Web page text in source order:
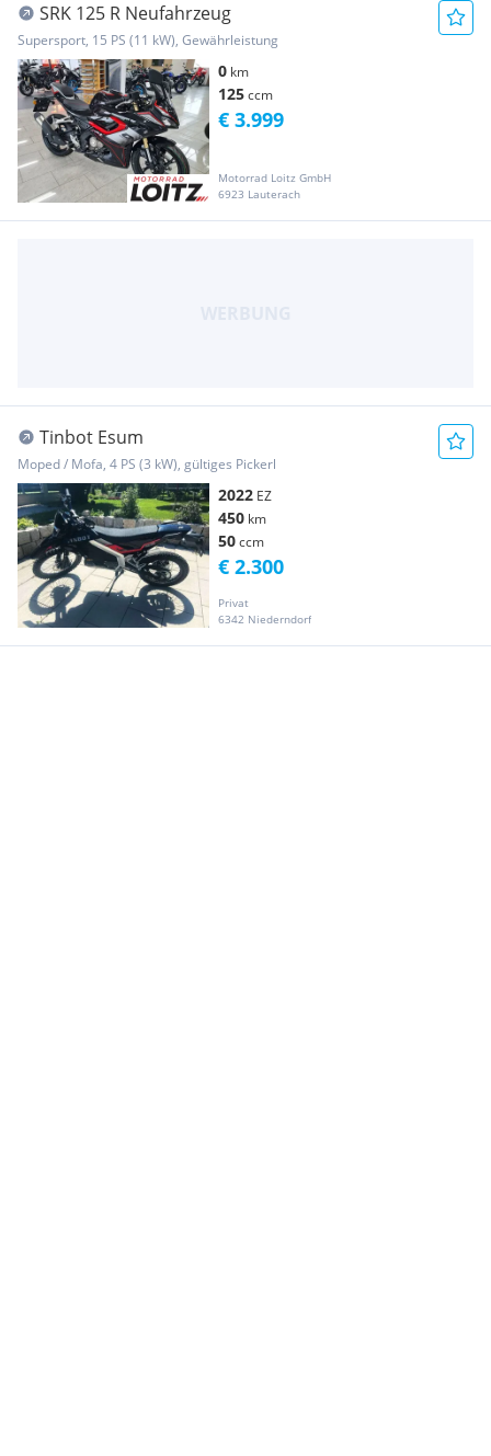
SRK 125 R Neufahrzeug
Supersport, 15 PS (11 kW), Gewährleistung
0 km
125ccm
Motorrad Loitz GmbH
6923 Lauterach
€ 3.999
Tinbot Esum
Moped / Mofa, 4 PS (3 kW), gültiges Pickerl
2022 EZ
450 km
50ccm
Privat
6342 Niederndorf
€ 2.300